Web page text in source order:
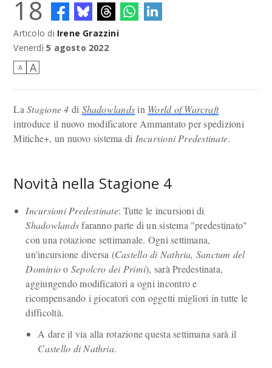
18
Articolo di Irene Grazzini
Venerdì 5 agosto 2022
A A
LaStagione 4 di Shadowlandsin World of Warcraft
introduce il nuovo modificatore Ammantato per spedizioni
Mitiche+, un nuovo sistema di Incursioni Predestinate.
Novità nella Stagione 4
Incursioni Predestinate: Tutte le incursioni di
Shadowlandsfaranno parte di un sistema "predestinato"
con una rotazione settimanale. Ogni settimana,
un'incursione diversa (Castello di Nathria, Sanctum del
Dominioo Sepolcro dei Primi), sarà Predestinata,
aggiungendo modificatori a ogni incontro e
ricompensando i giocatori con oggetti migliori in tutte le
difficoltà.
A dare il via alla rotazione questa settimana sarà il
Castello di Nathria.